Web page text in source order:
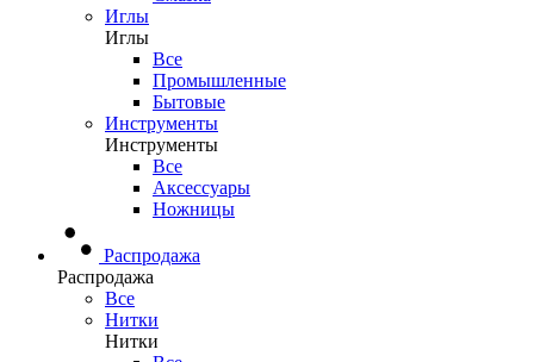
Иглы
Иглы
Все
Промышленные
Бытовые
Инструменты
Инструменты
Все
Аксессуары
Ножницы
Распродажа
Распродажа
Все
Нитки
Нитки